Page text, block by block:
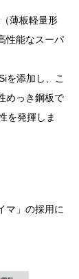
薄板軽量形
性能なスーパ
を添加し、こ
めっき鋼板で
を発揮しま
マ」の採用に